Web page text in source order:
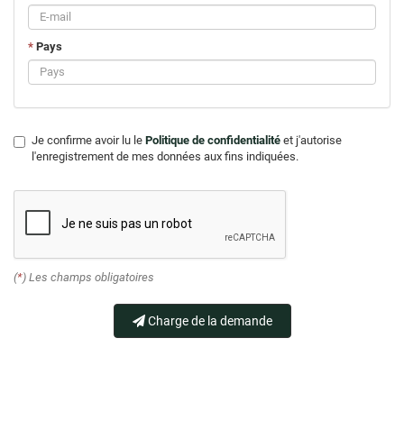
* Pays
Je confirme avoir lu le Politique de confidentialité et j'autorise
l'enregistrement de mes données aux fins indiquées.
(*) Les champs obligatoires
Charge de la demande